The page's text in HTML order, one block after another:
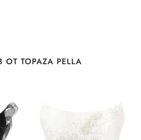
TOPAZA PELLA